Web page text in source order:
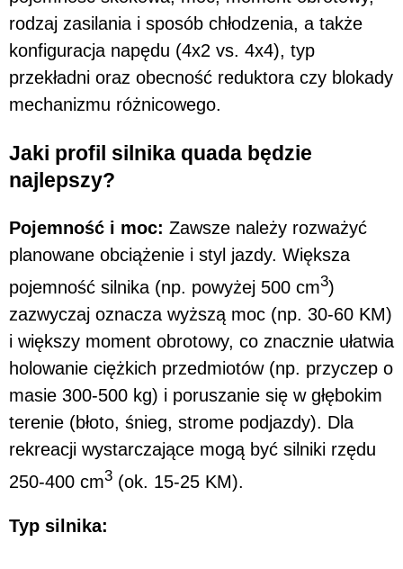
rodzaj zasilania i sposób chłodzenia, a także
konfiguracja napędu (4x2 vs. 4x4), typ
przekładni oraz obecność reduktora czy blokady
mechanizmu różnicowego.
Jaki profil silnika quada będzie
najlepszy?
Pojemność i moc: Zawsze należy rozważyć
planowane obciążenie i styl jazdy. Większa
pojemność silnika (np. powyżej 500 cm3)
zazwyczaj oznacza wyższą moc (np. 30-60 KM)
i większy moment obrotowy, co znacznie ułatwia
holowanie ciężkich przedmiotów (np. przyczep o
masie 300-500 kg) i poruszanie się w głębokim
terenie (błoto, śnieg, strome podjazdy). Dla
rekreacji wystarczające mogą być silniki rzędu
250-400 cm3 (ok. 15-25 KM).
Typ silnika: